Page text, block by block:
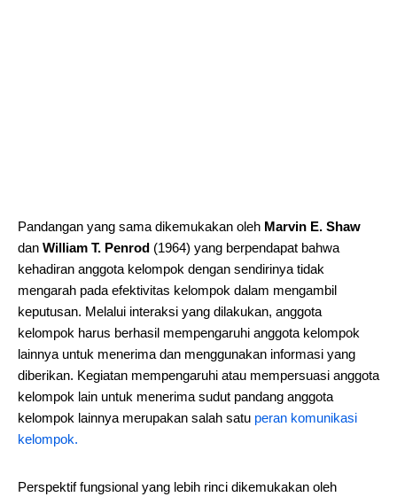
Pandangan yang sama dikemukakan oleh Marvin E. Shaw
dan William T. Penrod (1964) yang berpendapat bahwa
kehadiran anggota kelompok dengan sendirinya tidak
mengarah pada efektivitas kelompok dalam mengambil
keputusan. Melalui interaksi yang dilakukan, anggota
kelompok harus berhasil mempengaruhi anggota kelompok
lainnya untuk menerima dan menggunakan informasi yang
diberikan. Kegiatan mempengaruhi atau mempersuasi anggota
kelompok lain untuk menerima sudut pandang anggota
kelompok lainnya merupakan salah satu peran komunikasi
kelompok.
Perspektif fungsional yang lebih rinci dikemukakan oleh